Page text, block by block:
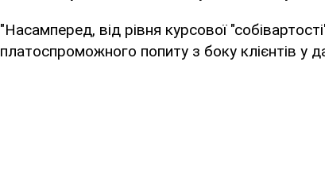
"Насамперед, від рівня курсової
платоспроможного попиту з боку клієнтів у